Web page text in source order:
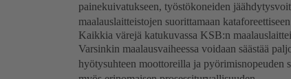
painekuivatukseen, työstökoneiden
maalauslaitteistojen suorittamaan
Kaikkia värejä katukuvassa KSB:n
Varsinkin maalausvaiheessa voidaan säästää
hyötysuhteen moottoreilla ja pyörimisnopeuden